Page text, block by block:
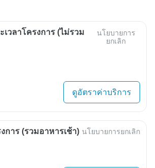
เวลาโครงการ (ไม่รวม
นโยบายการ
ยกเลิก
ดูอัตราค่าบริการ
การ (รวมอาหารเช้า) นโยบายการยกเลิก